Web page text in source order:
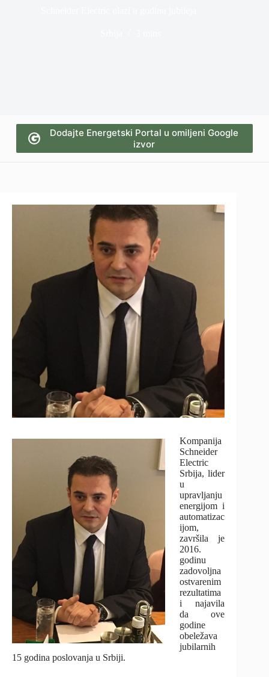
Dodajte Energetski Portal u omiljeni Google
izvor
Kompanija
Schneider
Electric
Srbija, lider
u
upravljanju
energijom i
automatizac
ijom,
završila je
2016.
godinu
zadovoljna
ostvarenim
rezultatima
i najavila
da ove
godine
obeležava
jubilarnih
15 godina poslovanja u Srbiji.